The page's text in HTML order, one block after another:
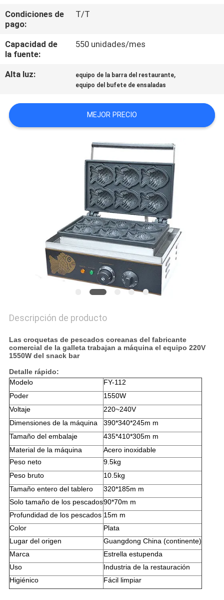
CONTACTO
CON
NOTICIAS
CASOS
PRIVACY
POLICY
Condiciones de
pago:
T/T
Capacidad de
la fuente:
550 unidades/mes
Alta luz: equipo de la barra del restaurante,
equipo del bufete de ensaladas
MEJOR PRECIO
Descripción de producto
Las croquetas de pescados coreanas del fabricante
comercial de la galleta trabajan a máquina el equipo 220V
1550W del snack bar
Detalle rápido:
Modelo
FY-112
Poder
1550W
Voltaje
220~240V
Dimensiones de la máquina
390*340*245m m
Tamaño del embalaje
435*410*305m m
Material de la máquina
Acero inoxidable
Peso neto
9.5kg
Peso bruto
10.5kg
Tamaño entero del tablero
320*185m m
Solo tamaño de los pescados90*70m m
Profundidad de los pescados 15m m
Color
Plata
Lugar del origen
Guangdong China (continente)
Marca
Estrella estupenda
Uso
Industria de la restauración
Higiénico
Fácil limpiar